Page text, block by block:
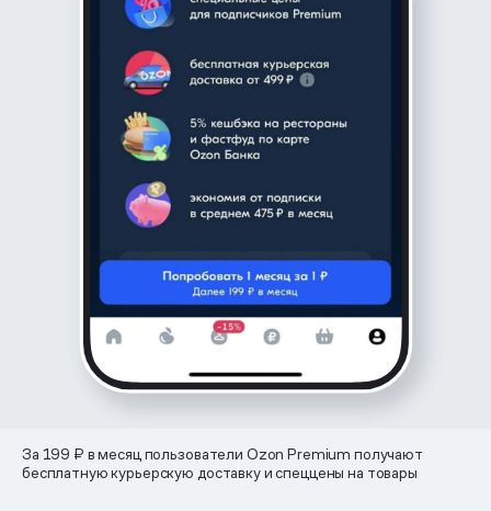
За 199 ₽ в месяц пользователи Ozon Premium получают
бесплатную курьерскую доставку и спеццены на товары